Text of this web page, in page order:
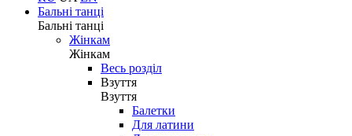
Бальні танці
Бальні танці
Жінкам
Жінкам
Весь розділ
Взуття
Взуття
Балетки
Для латини